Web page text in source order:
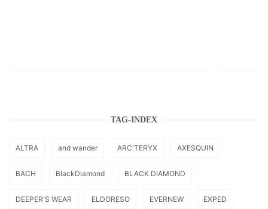
TAG-INDEX
ALTRA and wander ARC'TERYX AXESQUIN
BACH BlackDiamond BLACK DIAMOND
DEEPER'S WEAR ELDORESO EVERNEW EXPED